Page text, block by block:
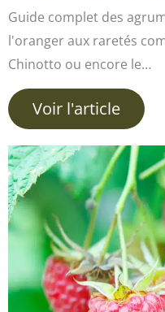
Guide complet des
l'oranger aux raretés
Chinotto ou encore le…
Voir l'article